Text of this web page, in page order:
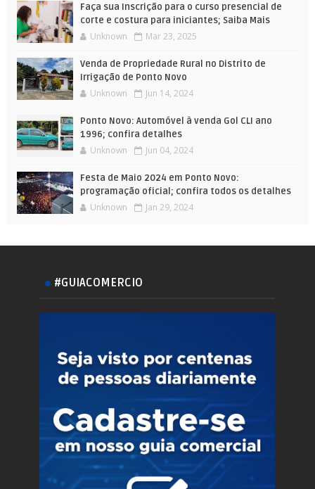
Faça sua Inscrição para o curso presencial de
corte e costura para iniciantes; Saiba Mais
Unknown Mar 23, 2025
Venda de Propriedade Rural no Distrito de
Irrigação de Ponto Novo
Unknown Jun 14, 2024
Ponto Novo: Automóvel à venda Gol CLI ano
1996; confira detalhes
Unknown Jun 04, 2024
Festa de Maio 2024 em Ponto Novo:
programação oficial; confira todos os detalhes
Unknown Jan 29, 2024
#GUIACOMERCIO